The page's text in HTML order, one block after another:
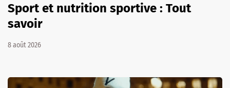
Sport et nutrition sportive : Tout
savoir
8 août 2026